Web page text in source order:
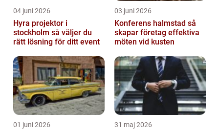
04 juni 2026
Hyra projektor i
stockholm så väljer du
rätt lösning för ditt event
03 juni 2026
Konferens halmstad så
skapar företag effektiva
möten vid kusten
01 juni 2026 31 maj 2026